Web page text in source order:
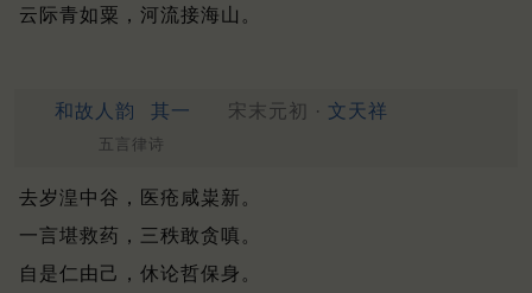
云际青如粟，河流接海山。
和故人韵 其一 宋末元初 · 文天祥
五言律诗
去岁湟中谷，医疮咸粜新。
一言堪救药，三秩敢贪嗔。
自是仁由己，休论哲保身。